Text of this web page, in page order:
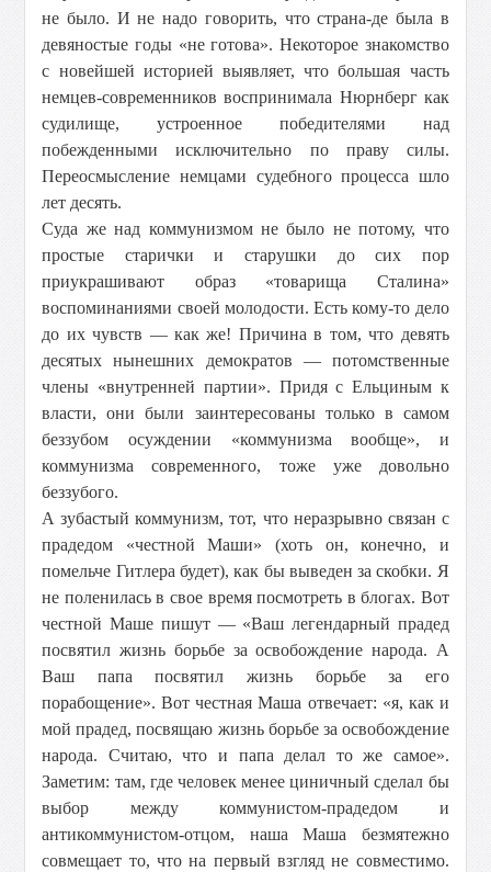
не было. И не надо говорить, что страна-де была в
девяностые годы «не готова». Некоторое знакомство
с новейшей историей выявляет, что большая часть
немцев-современников воспринимала Нюрнберг как
судилище, устроенное победителями над
побежденными исключительно по праву силы.
Переосмысление немцами судебного процесса шло
лет десять.
Суда же над коммунизмом не было не потому, что
простые старички и старушки до сих пор
приукрашивают образ «товарища Сталина»
воспоминаниями своей молодости. Есть кому-то дело
до их чувств — как же! Причина в том, что девять
десятых нынешних демократов — потомственные
члены «внутренней партии». Придя с Ельциным к
власти, они были заинтересованы только в самом
беззубом осуждении «коммунизма вообще», и
коммунизма современного, тоже уже довольно
беззубого.
А зубастый коммунизм, тот, что неразрывно связан с
прадедом «честной Маши» (хоть он, конечно, и
помельче Гитлера будет), как бы выведен за скобки. Я
не поленилась в свое время посмотреть в блогах. Вот
честной Маше пишут — «Ваш легендарный прадед
посвятил жизнь борьбе за освобождение народа. А
Ваш папа посвятил жизнь борьбе за его
порабощение». Вот честная Маша отвечает: «я, как и
мой прадед, посвящаю жизнь борьбе за освобождение
народа. Считаю, что и папа делал то же самое».
Заметим: там, где человек менее циничный сделал бы
выбор между коммунистом-прадедом и
антикоммунистом-отцом, наша Маша безмятежно
совмещает то, что на первый взгляд не совместимо.